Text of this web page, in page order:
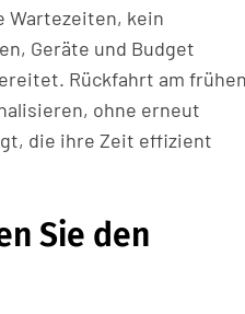
Wartezeiten, kein
Geräte und Budget
Rückfahrt am frühen
ohne erneut
die ihre Zeit effizient
Sie den